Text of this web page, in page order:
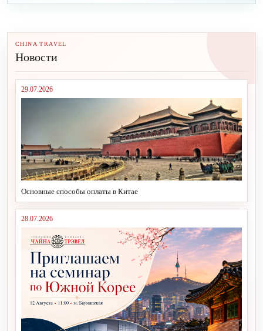
CHINA TRAVEL
Новости
29.07.2026
Основные способы оплаты в Китае
28.07.2026